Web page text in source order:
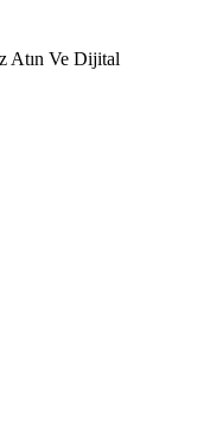
Atın Ve Dijital